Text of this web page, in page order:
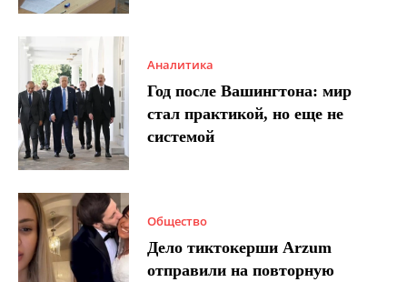
Аналитика
Год после Вашингтона: мир
стал практикой, но еще не
системой
Общество
Дело тиктокерши Arzum
отправили на повторную